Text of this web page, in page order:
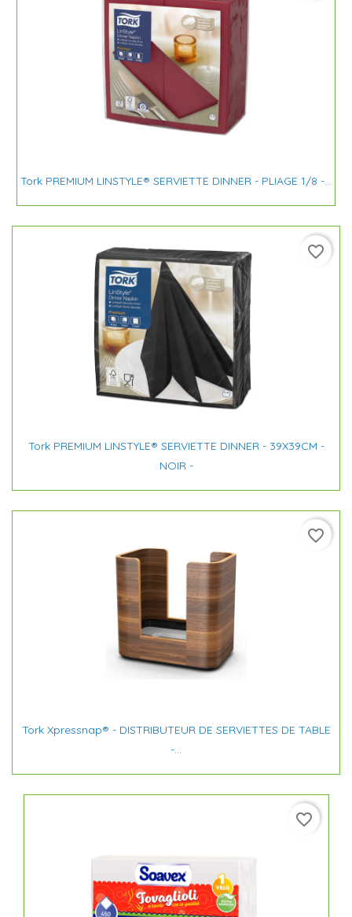
Tork PREMIUM LINSTYLE® SERVIETTE DINNER - PLIAGE 1/8 -...
Tork PREMIUM LINSTYLE® SERVIETTE DINNER - 39X39CM -
NOIR -
favorite_border
Tork Xpressnap® - DISTRIBUTEUR DE SERVIETTES DE TABLE
-...
favorite_border
favorite_border